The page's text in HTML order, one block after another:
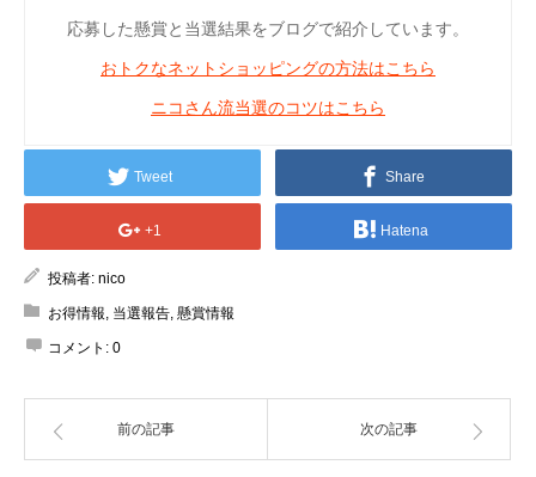
応募した懸賞と当選結果をブログで紹介しています。
おトクなネットショッピングの方法はこちら
ニコさん流当選のコツはこちら
Tweet Share
+1 Hatena
投稿者: nico
お得情報, 当選報告, 懸賞情報
コメント: 0
前の記事 次の記事